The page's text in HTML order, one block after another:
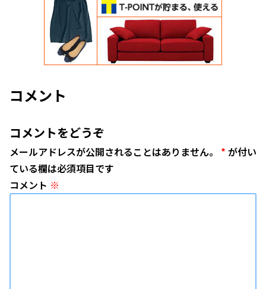
コメント
コメントをどうぞ
メールアドレスが公開されることはありません。 * が付い
ている欄は必須項目です
コメント ※